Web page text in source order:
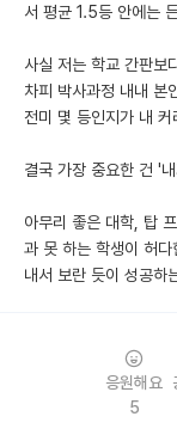
서 평균 1.5등 안에는
사실 저는 학교 간판보
차피 박사과정 내내 본
전미 몇 등인지가 내
결국 가장 중요한 건 '
아무리 좋은 대학, 탑
과 못 하는 학생이 허
내서 보란 듯이 성공하
응원해요
5